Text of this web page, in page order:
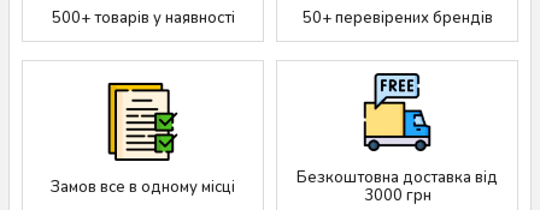
500+ товарів у наявності 50+ перевірених брендів
Замов все в одному місці
Безкоштовна доставка від
3000 грн